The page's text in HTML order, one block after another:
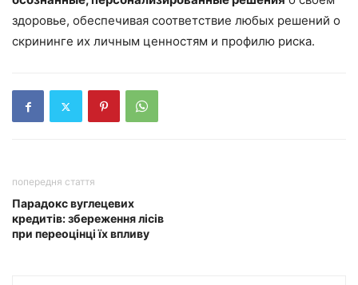
здоровье, обеспечивая соответствие любых решений о
скрининге их личным ценностям и профилю риска.
попередня стаття
Парадокс вуглецевих
кредитів: збереження лісів
при переоцінці їх впливу